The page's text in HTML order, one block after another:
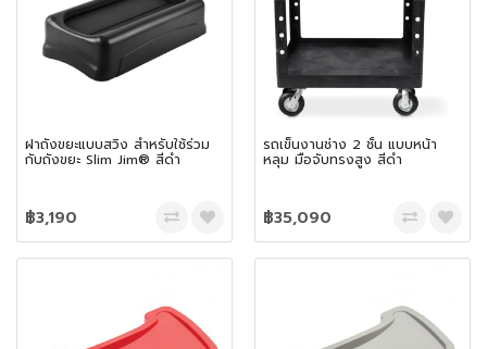
ฝาถังขยะแบบสวิง สำหรับใช้ร่วม
กับถังขยะ Slim Jim® สีดำ
฿3,190
รถเข็นงานช่าง 2 ชั้น แบบหน้า
หลุม มือจับทรงสูง สีดำ
฿35,090